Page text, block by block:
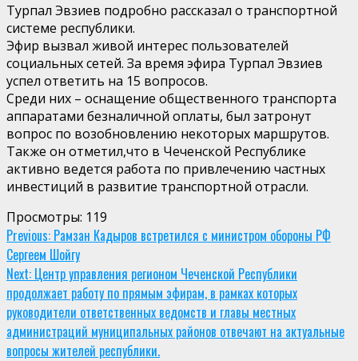
Турпал Эвзиев подробно рассказал о транспортной
системе республики.
Эфир вызвал живой интерес пользователей
социальных сетей. За время эфира Турпал Эвзиев
успел ответить на 15 вопросов.
Среди них – оснащение общественного транспорта
аппаратами безналичной оплаты, был затронут
вопрос по возобновлению некоторых маршрутов.
Также он отметил,что в Чеченской Республике
активно ведется работа по привлечению частных
инвестиций в развитие транспортной отрасли.
Просмотры: 119
Continue
Reading
Previous: Рамзан Кадыров встретился с министром обороны РФ
Сергеем Шойгу
Next: Центр управления регионом Чеченской Республики
продолжает работу по прямым эфирам, в рамках которых
руководители ответственных ведомств и главы местных
администраций муниципальных районов отвечают на актуальные
вопросы жителей республики.